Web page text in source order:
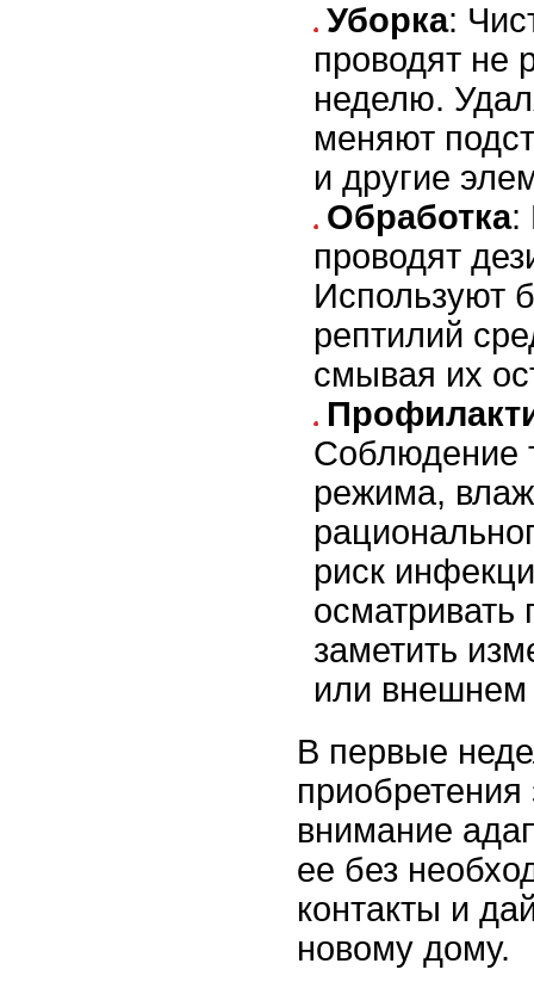
Уборка:
проводят не
неделю.
меняют
и другие
Обработка:
проводят
Используют
рептилий
смывая их
Соблюдение
режима,
риск
осматривать
заметить
или внешнем
В первые
внимание
ее без
контакты и
новому дому.